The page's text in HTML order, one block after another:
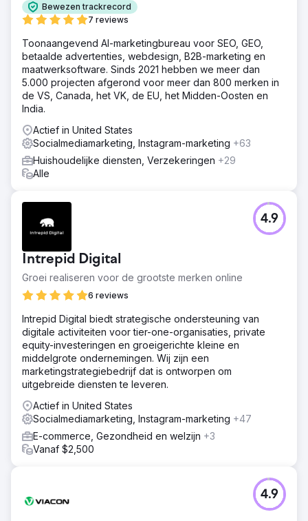
Bewezen trackrecord
7 reviews
Toonaangevend AI-marketingbureau voor SEO, GEO,
betaalde advertenties, webdesign, B2B-marketing en
maatwerksoftware. Sinds 2021 hebben we meer dan
5.000 projecten afgerond voor meer dan 800 merken in
de VS, Canada, het VK, de EU, het Midden-Oosten en
India.
Actief in United States
Socialmediamarketing, Instagram-marketing +63
Huishoudelijke diensten, Verzekeringen +29
Alle
Intrepid Digital
Groei realiseren voor de grootste merken online
6 reviews
4.9
Intrepid Digital biedt strategische ondersteuning van
digitale activiteiten voor tier-one-organisaties, private
equity-investeringen en groeigerichte kleine en
middelgrote ondernemingen. Wij zijn een
marketingstrategiebedrijf dat is ontworpen om
uitgebreide diensten te leveren.
Actief in United States
Socialmediamarketing, Instagram-marketing +47
E-commerce, Gezondheid en welzijn +3
Vanaf $2,500
4.9